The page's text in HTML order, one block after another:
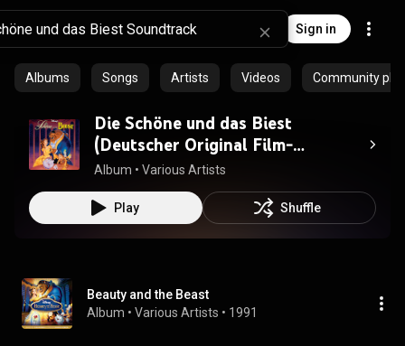
Sign in
Albums Songs Artists Videos Community
Die Schöne und das Biest
(Deutscher Original Film-
Soundtrack)
Album • Various Artists
Play Shuffle
Beauty and the Beast
Album • Various Artists • 1991